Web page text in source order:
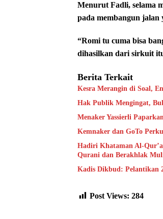
Menurut Fadli, selama
pada membangun
“Romi tu cuma bisa
dihasilkan dari sirkuit
Berita Terkait
Kesra Merangin di Soal,
Hak Publik Mengingat,
Menaker Yassierli
Kemnaker dan GoTo
Hadiri Khataman Al-
Qurani dan Berakhlak
Kadis Dikbud: Pelantikan
Post Views: 284